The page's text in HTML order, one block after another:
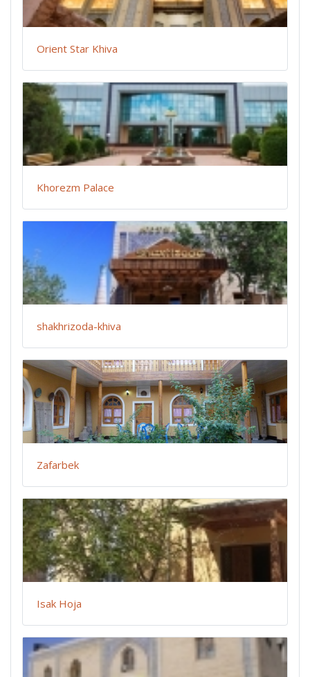
Orient Star Khiva
Khorezm Palace
shakhrizoda-khiva
Zafarbek
Isak Hoja